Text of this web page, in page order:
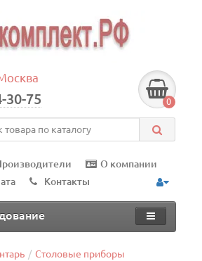
30-75 0
О компании
Контакты
Столовые приборы